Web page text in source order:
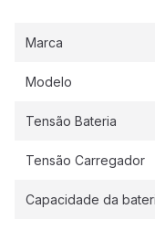
Marca
Modelo
Tensão Bateria
Tensão Carregador
Capacidade da